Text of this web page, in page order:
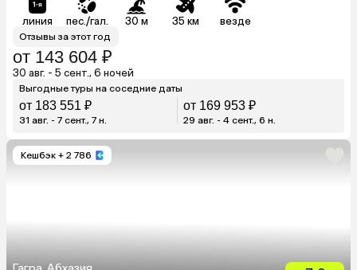
линия пес./гал. 30 м 35 км везде
Отзывы за этот год
от 143 604 ₽
30 авг. - 5 сент., 6 ночей
Выгодные туры на соседние даты
от 183 551 ₽
31 авг. - 7 сент., 7 н.
от 169 953 ₽
29 авг. - 4 сент., 6 н.
Кешбэк + 2 786